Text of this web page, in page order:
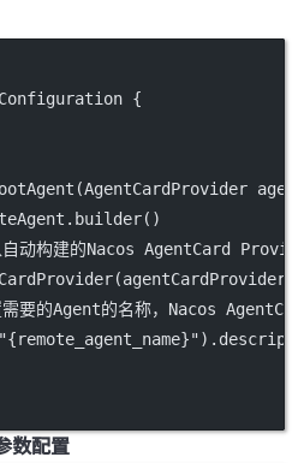
{
(AgentCardProvider
builder()
动构建的Nacos AgentCard
(agentCardProvider)
要的Agent的名称，Nacos
"{remote_agent_name}").
数配置